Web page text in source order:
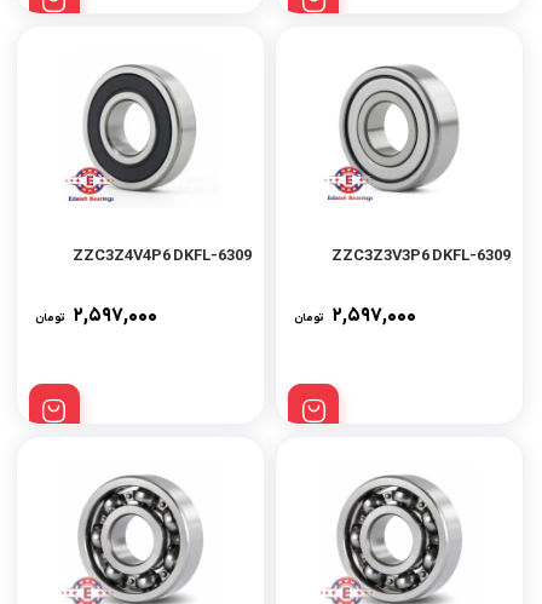
6309-ZZC3Z3V3P6 DKFL
۲,۵۹۷,۰۰۰ تومان
6309-ZZC3Z4V4P6 DKFL
۲,۵۹۷,۰۰۰ تومان